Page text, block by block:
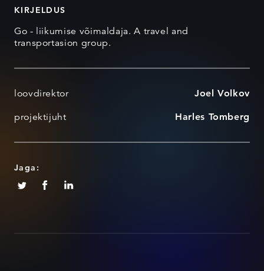
KIRJELDUS
Go - liikumise võimaldaja. A travel and
transportasion group.
loovdirektor Joel Volkov
projektijuht Harles Tomberg
Jaga: